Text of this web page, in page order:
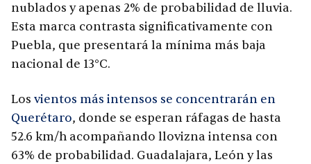
nublados y apenas 2% de probabilidad de lluvia.
Esta marca contrasta significativamente con
Puebla, que presentará la mínima más baja
nacional de 13°C.
Los vientos más intensos se concentrarán en
Querétaro, donde se esperan ráfagas de hasta
52.6 km/h acompañando llovizna intensa con
63% de probabilidad. Guadalajara, León y las